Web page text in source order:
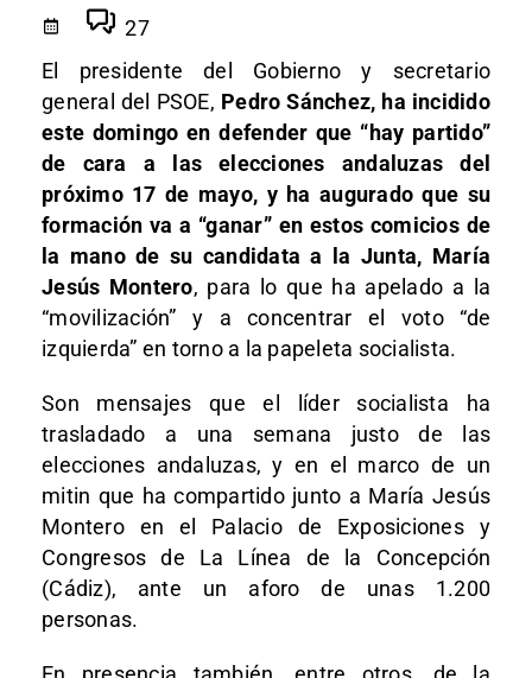
27
El presidente del Gobierno y secretario
general del PSOE, Pedro Sánchez, ha incidido
este domingo en defender que “hay partido”
de cara a las elecciones andaluzas del
próximo 17 de mayo, y ha augurado que su
formación va a “ganar” en estos comicios de
la mano de su candidata a la Junta, María
Jesús Montero, para lo que ha apelado a la
“movilización” y a concentrar el voto “de
izquierda” en torno a la papeleta socialista.
Son mensajes que el líder socialista ha
trasladado a una semana justo de las
elecciones andaluzas, y en el marco de un
mitin que ha compartido junto a María Jesús
Montero en el Palacio de Exposiciones y
Congresos de La Línea de la Concepción
(Cádiz), ante un aforo de unas 1.200
personas.